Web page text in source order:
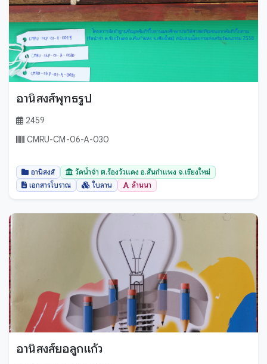
อานิสงส์พุทธรูป
2459
CMRU-CM-06-A-030
อานิสงส์
วัดน้ำจำ ต.ร้องวัวแดง อ.สันกำแพง จ.เชียงใหม่
เอกสารโบราณ
ใบลาน ล้านนา
อานิสงส์ยอลูกแก้ว